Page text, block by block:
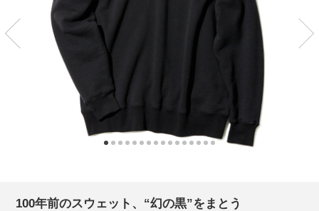
100年前のスウェット、“幻の黒”をまとう